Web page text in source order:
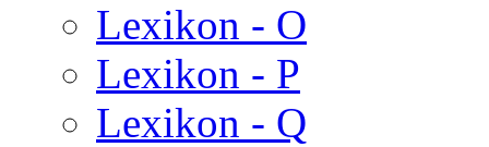
Lexikon - O
Lexikon - P
Lexikon - Q